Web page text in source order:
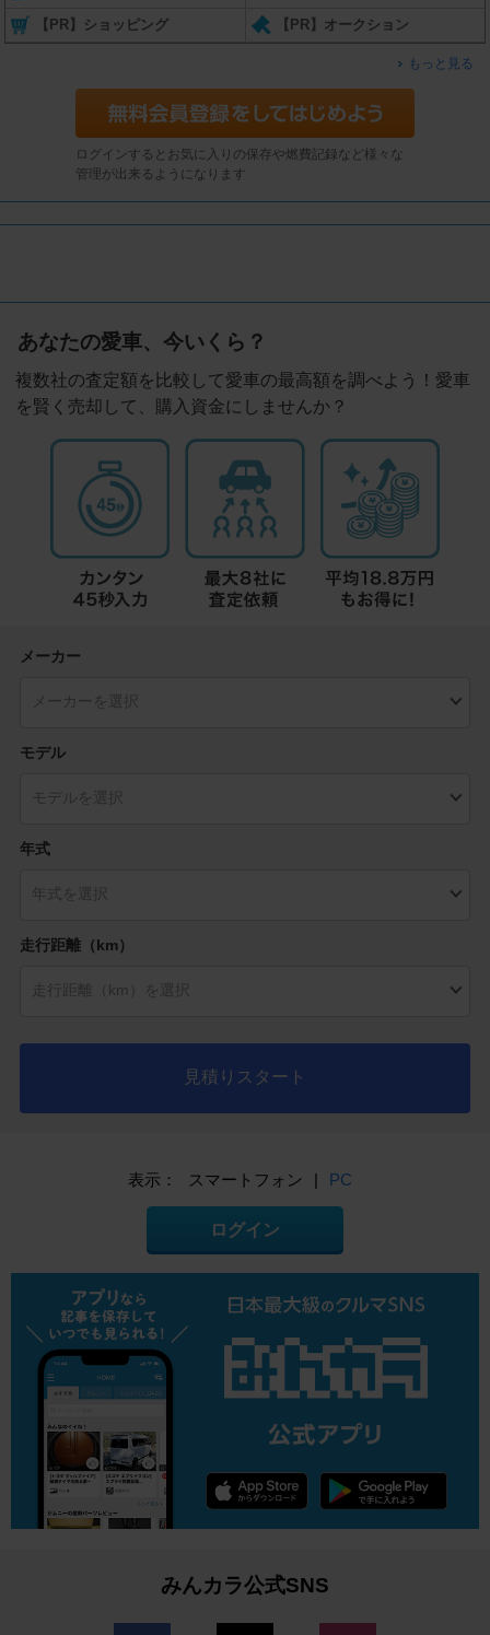
【PR】ショッピング 【PR】オークション
もっと見る
ログインするとお気に入りの保存や燃費記録など様々な
管理が出来るようになります
あなたの愛車、今いくら？
複数社の査定額を比較して愛車の最高額を調べよう！愛車
を賢く売却して、購入資金にしませんか？
メーカー
モデル
年式
走行距離（km）
見積りスタート
表示： スマートフォン | PC
ログイン
みんカラ公式SNS